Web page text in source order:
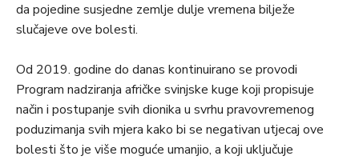
da pojedine susjedne zemlje dulje vremena bilježe
slučajeve ove bolesti.
Od 2019. godine do danas kontinuirano se provodi
Program nadziranja afričke svinjske kuge koji propisuje
način i postupanje svih dionika u svrhu pravovremenog
poduzimanja svih mjera kako bi se negativan utjecaj ove
bolesti što je više moguće umanjio, a koji uključuje